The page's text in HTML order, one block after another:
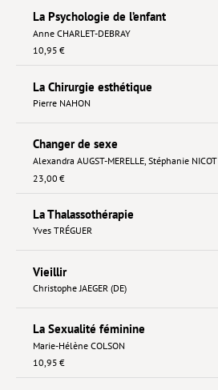
La Psychologie de l’enfant
Anne CHARLET-DEBRAY
10,95 €
La Chirurgie esthétique
Pierre NAHON
Changer de sexe
Alexandra AUGST-MERELLE, Stéphanie NICOT
23,00 €
La Thalassothérapie
Yves TRÉGUER
Vieillir
Christophe JAEGER (DE)
La Sexualité féminine
Marie-Hélène COLSON
10,95 €